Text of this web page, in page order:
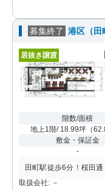
募集終了 港区（田
居抜き譲渡
階数/面積
地上1階/ 18.99坪（
敷金・保証金
-
田町駅徒歩6分！桜田
取扱会社: －